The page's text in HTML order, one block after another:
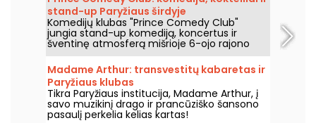
Kamel Ouali šou "L'Oiseau Paradis". Šou veda
Dièse ir Solen Shawen.
stand-up Paryžiaus širdyje
Komedijų klubas "Prince Comedy Club"
jungia stand-up komediją, koncertus ir
šventinę atmosferą mišrioje 6-ojo rajono
vietoje. Tai vieta, kurią verta atrasti, norint
praleisti juoko ir gero humoro kupinus
vakarus.
Madame Arthur: transvestitų kabaretas ir
Paryžiaus klubas
Tikra Paryžiaus institucija, Madame Arthur, į
savo muzikinį drago ir prancūziško šansono
pasaulį perkelia kelias kartas!